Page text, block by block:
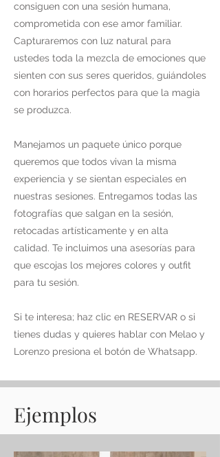
consiguen con una sesión humana,
comprometida con ese amor familiar.
Capturaremos con luz natural para
ustedes toda la mezcla de emociones que
sienten con sus seres queridos, guiándoles
con horarios perfectos para que la magia
se produzca.
Manejamos un paquete único porque
queremos que todos vivan la misma
experiencia y se sientan especiales en
nuestras sesiones. Entregamos todas las
fotografías que salgan en la sesión,
retocadas artísticamente y en alta
calidad. Te incluimos una asesorías para
que escojas los mejores colores y outfit
para tu sesión.
Si te interesa; haz clic en RESERVAR o si
tienes dudas y quieres hablar con Melao y
Lorenzo presiona el botón de Whatsapp.
Ejemplos